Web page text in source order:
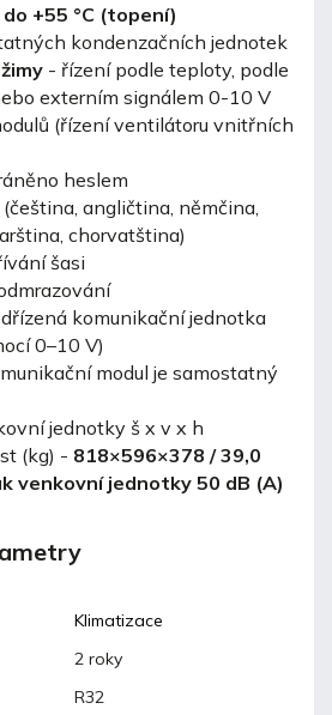
+55 °C (topení)
kondenzačních jednotek
- řízení podle teploty, podle
externím signálem 0-10 V
(řízení ventilátoru vnitřních
heslem
(čeština, angličtina, němčina,
chorvatština)
šasi
komunikační jednotka
0–10 V)
modul je samostatný
jednotky š x v x h
(kg) - 818×596×378 / 39,0
venkovní jednotky 50 dB (A)
Klimatizace
2 roky
R32